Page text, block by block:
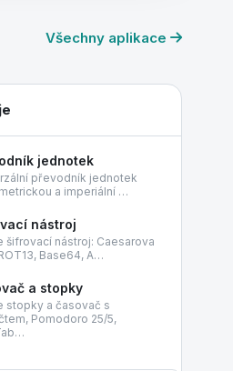
Všechny aplikace
jednotek
převodník jednotek
a imperiální …
nástroj
šifrovací nástroj: Caesarova
Base64, A…
a stopky
stopky a časovač s
Pomodoro 25/5,